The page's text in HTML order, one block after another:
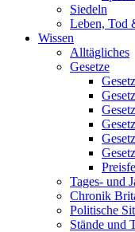
Siedeln
Leben, Tod
Wissen
Alltägliches
Gesetze
Tages- und
Chronik
Politische
Stände und